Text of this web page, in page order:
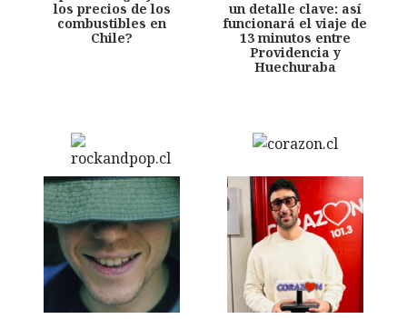
los precios de los
combustibles en
Chile?
un detalle clave: así
funcionará el viaje de
13 minutos entre
Providencia y
Huechuraba